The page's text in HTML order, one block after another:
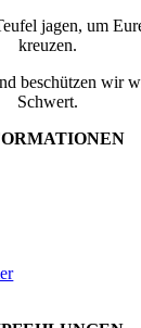
jagen, um
kreuzen.
beschützen wir
Schwert.